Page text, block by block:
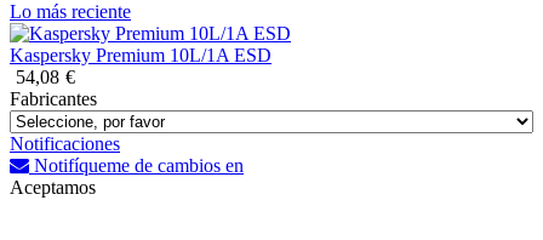
Lo más reciente
Kaspersky Premium 10L/1A ESD
54,08 €
Fabricantes
Notificaciones
Notifíqueme de cambios en
Aceptamos